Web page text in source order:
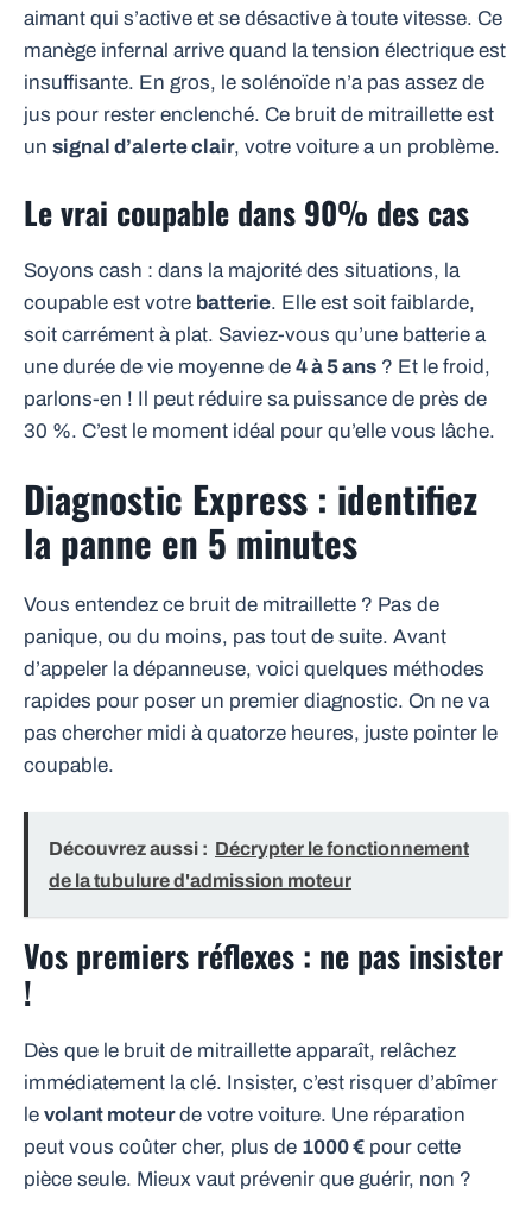
aimant qui s’active et se désactive à toute vitesse. Ce
manège infernal arrive quand la tension électrique est
insuffisante. En gros, le solénoïde n’a pas assez de
jus pour rester enclenché. Ce bruit de mitraillette est
un signal d’alerte clair, votre voiture a un problème.
Le vrai coupable dans 90% des cas
Soyons cash : dans la majorité des situations, la
coupable est votre batterie. Elle est soit faiblarde,
soit carrément à plat. Saviez-vous qu’une batterie a
une durée de vie moyenne de 4 à 5 ans ? Et le froid,
parlons-en ! Il peut réduire sa puissance de près de
30 %. C’est le moment idéal pour qu’elle vous lâche.
Diagnostic Express : identifiez
la panne en 5 minutes
Vous entendez ce bruit de mitraillette ? Pas de
panique, ou du moins, pas tout de suite. Avant
d’appeler la dépanneuse, voici quelques méthodes
rapides pour poser un premier diagnostic. On ne va
pas chercher midi à quatorze heures, juste pointer le
coupable.
Découvrez aussi : Décrypter le fonctionnement
de la tubulure d'admission moteur
Vos premiers réflexes : ne pas insister
!
Dès que le bruit de mitraillette apparaît, relâchez
immédiatement la clé. Insister, c’est risquer d’abîmer
le volant moteurde votre voiture. Une réparation
peut vous coûter cher, plus de 1000 € pour cette
pièce seule. Mieux vaut prévenir que guérir, non ?